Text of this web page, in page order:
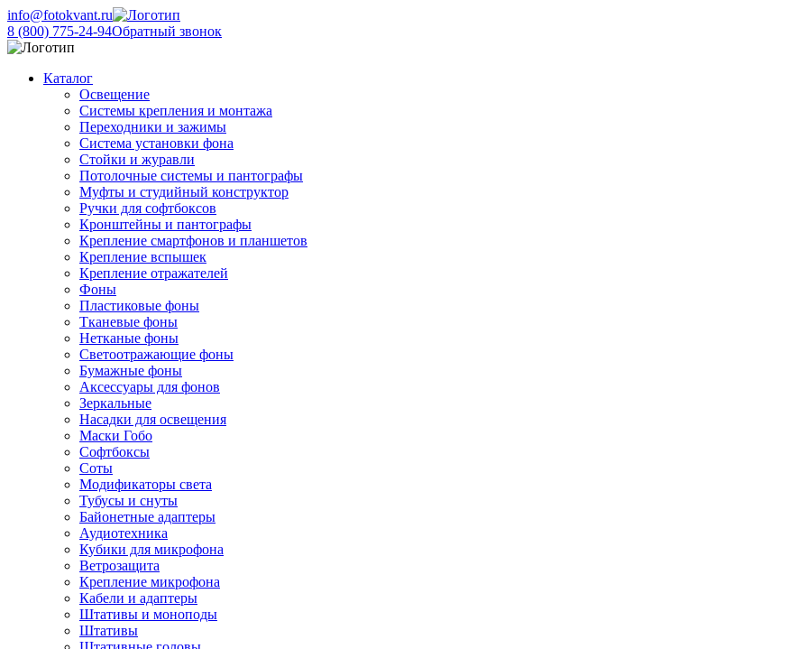
info@fotokvant.ru
8 (800) 775-24-94Обратный звонок
Каталог
Освещение
Системы крепления и монтажа
Переходники и зажимы
Система установки фона
Стойки и журавли
Потолочные системы и пантографы
Муфты и студийный конструктор
Ручки для софтбоксов
Кронштейны и пантографы
Крепление смартфонов и планшетов
Крепление вспышек
Крепление отражателей
Фоны
Пластиковые фоны
Тканевые фоны
Нетканые фоны
Светоотражающие фоны
Бумажные фоны
Аксессуары для фонов
Зеркальные
Насадки для освещения
Маски Гобо
Софтбоксы
Соты
Модификаторы света
Тубусы и снуты
Байонетные адаптеры
Аудиотехника
Кубики для микрофона
Ветрозащита
Крепление микрофона
Кабели и адаптеры
Штативы и моноподы
Штативы